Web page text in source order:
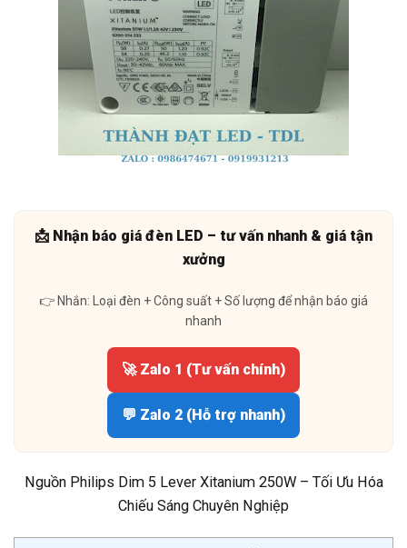
📩 Nhận báo giá đèn LED – tư vấn nhanh & giá tận
xưởng
👉 Nhắn: Loại đèn + Công suất + Số lượng để nhận báo giá
nhanh
🚀 Zalo 1 (Tư vấn chính)
💬 Zalo 2 (Hỗ trợ nhanh)
Nguồn Philips Dim 5 Lever Xitanium 250W – Tối Ưu Hóa
Chiếu Sáng Chuyên Nghiệp